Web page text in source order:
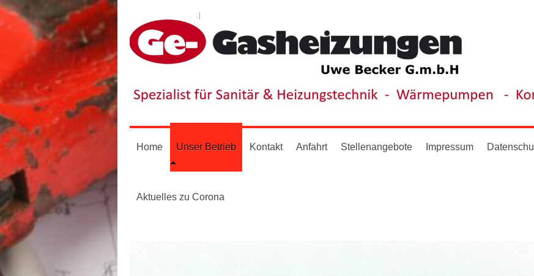
Home Unser Betrieb Kontakt Anfahrt Stellenangebote Impressum
Aktuelles zu Corona